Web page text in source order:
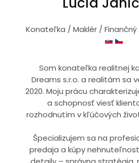
Konateľka / Maklér /
Som konateľka realitnej
Dreams s.r.o. a realitám sa
2020. Moju prácu
a schopnosť viesť
rozhodnutím v kľúčových
Špecializujem sa na
predaja a kúpy